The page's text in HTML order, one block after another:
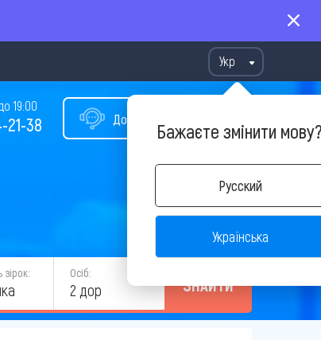
Укр
Бажаєте змінити
Русский
Українська
Допомога у виборі туру
19:00
38
зірок: Осіб:
2 дор ЗНАЙТИ